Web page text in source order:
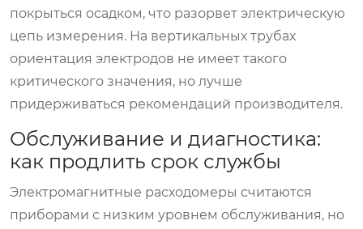
покрыться осадком, что разорвет электрическую
цепь измерения. На вертикальных трубах
ориентация электродов не имеет такого
критического значения, но лучше
придерживаться рекомендаций производителя.
Обслуживание и диагностика:
как продлить срок службы
Электромагнитные расходомеры считаются
приборами с низким уровнем обслуживания, но